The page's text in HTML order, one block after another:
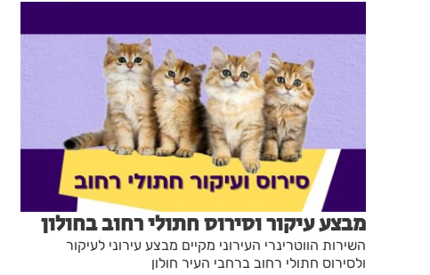
מבצע עיקור וסירוס חתולי רחוב בחולון
השירות הווטרינרי העירוני מקיים מבצע עירוני לעיקור
ולסירוס חתולי רחוב ברחבי העיר חולון